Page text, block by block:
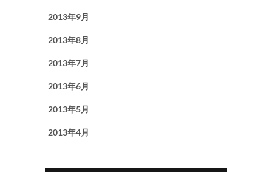
2013年9月
2013年8月
2013年7月
2013年6月
2013年5月
2013年4月